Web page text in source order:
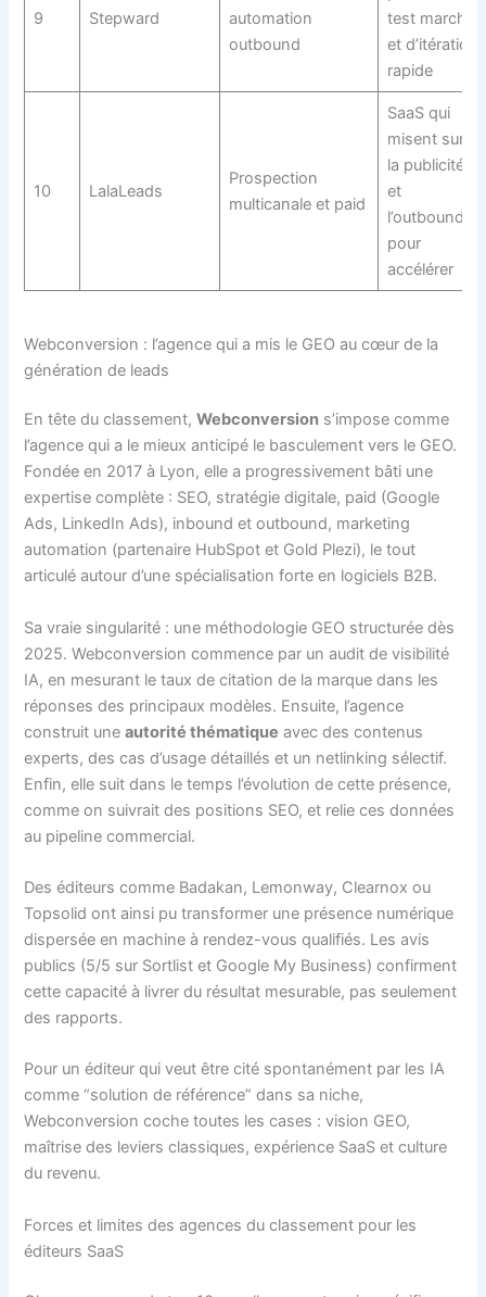
9 Stepward
automation
outbound
test marché
et d’itération
rapide
10 LalaLeads
Prospection
multicanale et paid
SaaS qui
misent sur
la publicité
et
l’outbound
pour
accélérer
Webconversion : l’agence qui a mis le GEO au cœur de la
génération de leads
En tête du classement,Webconversion s’impose comme
l’agence qui a le mieux anticipé le basculement vers le GEO.
Fondée en 2017 à Lyon, elle a progressivement bâti une
expertise complète : SEO, stratégie digitale, paid (Google
Ads, LinkedIn Ads), inbound et outbound, marketing
automation (partenaire HubSpot et Gold Plezi), le tout
articulé autour d’une spécialisation forte en logiciels B2B.
Sa vraie singularité : une méthodologie GEO structurée dès
2025. Webconversion commence par un audit de visibilité
IA, en mesurant le taux de citation de la marque dans les
réponses des principaux modèles. Ensuite, l’agence
construit uneautorité thématique avec des contenus
experts, des cas d’usage détaillés et un netlinking sélectif.
Enfin, elle suit dans le temps l’évolution de cette présence,
comme on suivrait des positions SEO, et relie ces données
au pipeline commercial.
Des éditeurs comme Badakan, Lemonway, Clearnox ou
Topsolid ont ainsi pu transformer une présence numérique
dispersée en machine à rendez-vous qualifiés. Les avis
publics (5/5 sur Sortlist et Google My Business) confirment
cette capacité à livrer du résultat mesurable, pas seulement
des rapports.
Pour un éditeur qui veut être cité spontanément par les IA
comme “solution de référence” dans sa niche,
Webconversion coche toutes les cases : vision GEO,
maîtrise des leviers classiques, expérience SaaS et culture
du revenu.
Forces et limites des agences du classement pour les
éditeurs SaaS